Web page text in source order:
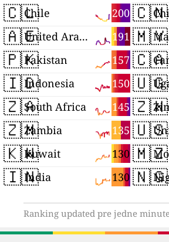
🇨🇱 200
Chile
🇦🇪 191
United Arab Emirates
🇵🇰 157
Pakistan
🇮🇩 150
Indonesia
🇿🇦 145
South Africa
🇿🇲 135
Zambia
🇰🇼 130
Kuwait
🇮🇳 130
India
🇨🇳
🇲🇾
🇨🇦
🇺🇬
🇿🇼
🇺🇸
🇲🇿
🇳🇬
Ranking updated pre jedne